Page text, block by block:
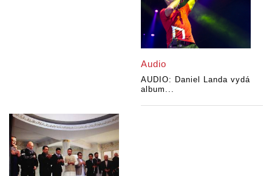
Audio
AUDIO: Daniel Landa vydá
album...